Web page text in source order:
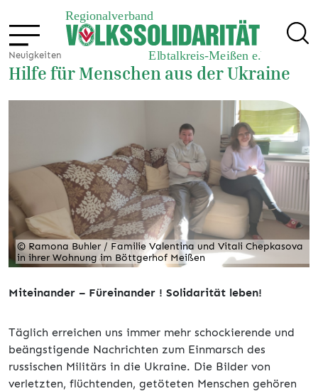
Neuigkeiten
Hilfe für Menschen aus der Ukraine
© Ramona Buhler / Familie Valentina und Vitali Chepkasova
in ihrer Wohnung im Böttgerhof Meißen
Miteinander – Füreinander ! Solidarität leben!
Täglich erreichen uns immer mehr schockierende und
beängstigende Nachrichten zum Einmarsch des
russischen Militärs in die Ukraine. Die Bilder von
verletzten, flüchtenden, getöteten Menschen gehören